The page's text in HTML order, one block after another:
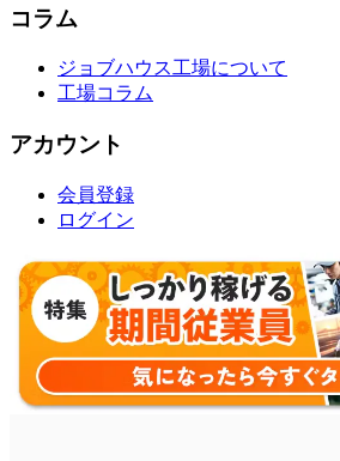
コラム
ジョブハウス工場について
工場コラム
アカウント
会員登録
ログイン